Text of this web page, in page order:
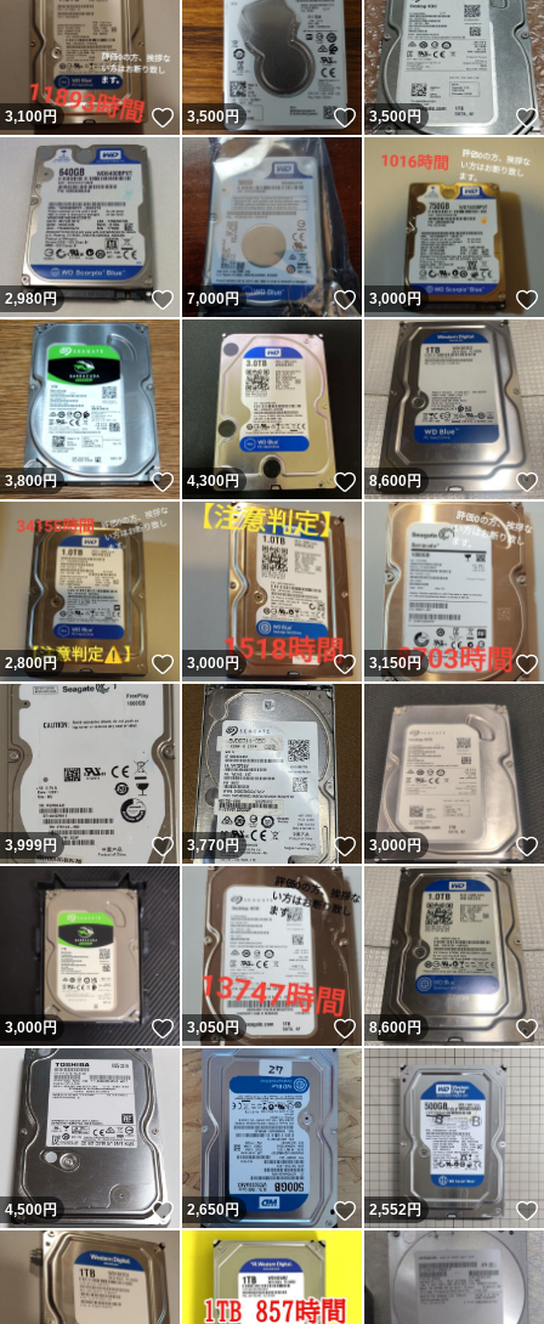
3,100円 いいね！
3,500円 いいね！
3,500円
2,980円 いいね！
7,000円 いいね！
3,000円
3,800円 いいね！
4,300円 いいね！
8,600円
2,800円 いいね！
3,000円 いいね！
3,150円
3,999円 いいね！
3,770円 いいね！
3,000円
3,000円 いいね！
3,050円 いいね！
8,600円
4,500円 いいね！
2,650円 いいね！
2,552円